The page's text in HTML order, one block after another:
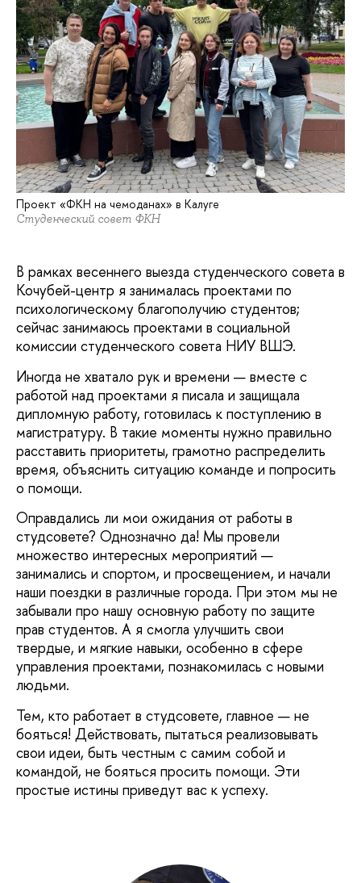
Проект «ФКН на чемоданах» в Калуге
Студенческий совет ФКН
В рамках весеннего выезда студенческого совета в
Кочубей-центр я занималась проектами по
психологическому благополучию студентов;
сейчас занимаюсь проектами в социальной
комиссии студенческого совета НИУ ВШЭ.
Иногда не хватало рук и времени — вместе с
работой над проектами я писала и защищала
дипломную работу, готовилась к поступлению в
магистратуру. В такие моменты нужно правильно
расставить приоритеты, грамотно распределить
время, объяснить ситуацию команде и попросить
о помощи.
Оправдались ли мои ожидания от работы в
студсовете? Однозначно да! Мы провели
множество интересных мероприятий —
занимались и спортом, и просвещением, и начали
наши поездки в различные города. При этом мы не
забывали про нашу основную работу по защите
прав студентов. А я смогла улучшить свои
твердые, и мягкие навыки, особенно в сфере
управления проектами, познакомилась с новыми
людьми.
Тем, кто работает в студсовете, главное — не
бояться! Действовать, пытаться реализовывать
свои идеи, быть честным с самим собой и
командой, не бояться просить помощи. Эти
простые истины приведут вас к успеху.